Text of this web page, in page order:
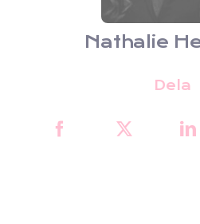
Nathalie
Dela